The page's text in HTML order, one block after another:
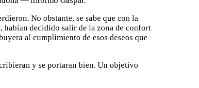
No obstante, se sabe que con la
habían decidido salir de la zona de confort
al cumplimiento de esos deseos que
y se portaran bien. Un objetivo